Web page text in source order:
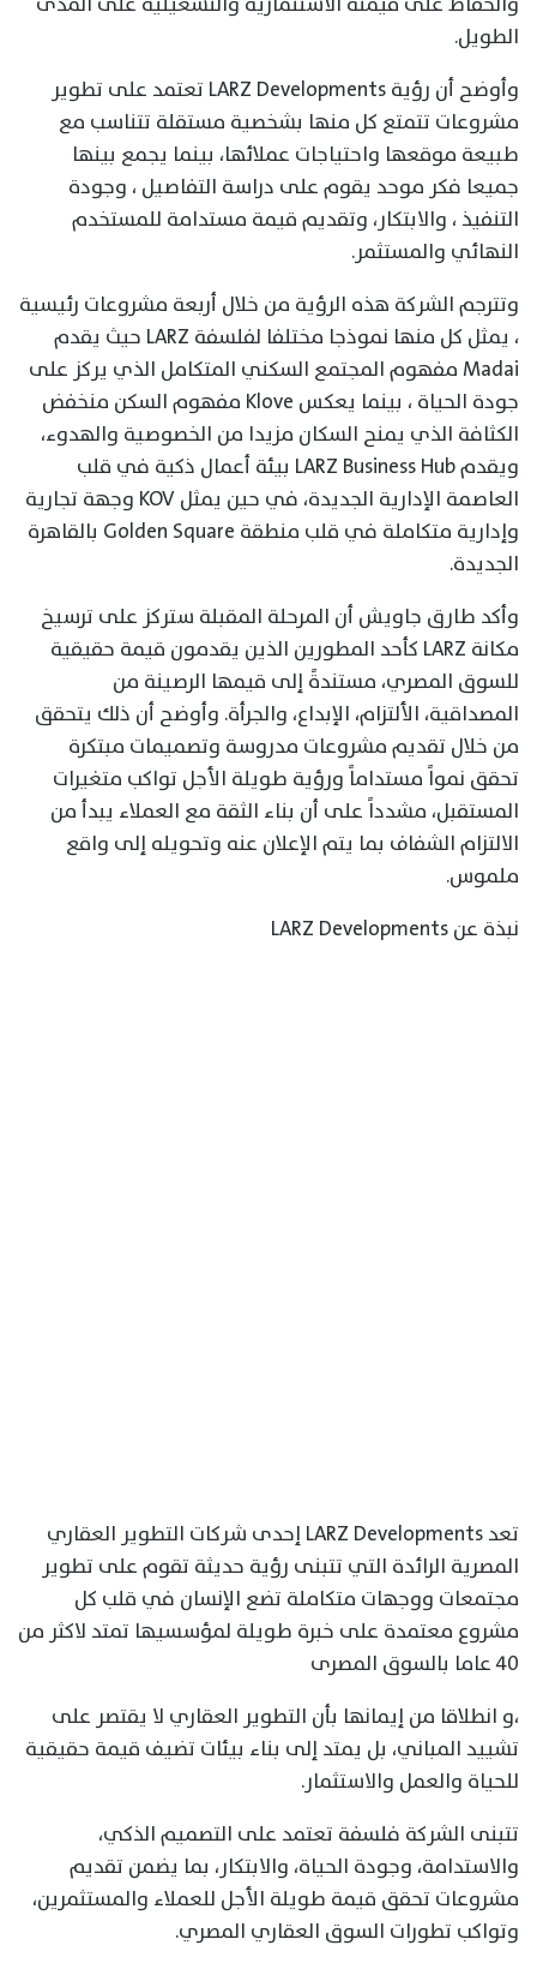
الطويل.
وأوضح أن رؤية LARZ Developments تعتمد على تطوير
مشروعات تتمتع كل منها بشخصية مستقلة تتناسب مع
طبيعة موقعها واحتياجات عملائها، بينما يجمع بينها
جميعا فكر موحد يقوم على دراسة التفاصيل ، وجودة
التنفيذ ، والابتكار، وتقديم قيمة مستدامة للمستخدم
النهائي والمستثمر.
وتترجم الشركة هذه الرؤية من خلال أربعة مشروعات رئيسية
، يمثل كل منها نموذجا مختلفا لفلسفة LARZ حيث يقدم
Madai مفهوم المجتمع السكني المتكامل الذي يركز على
جودة الحياة ، بينما يعكس Klove مفهوم السكن منخفض
الكثافة الذي يمنح السكان مزيدا من الخصوصية والهدوء،
ويقدم LARZ Business Hub بيئة أعمال ذكية في قلب
العاصمة الإدارية الجديدة، في حين يمثل KOV وجهة تجارية
وإدارية متكاملة في قلب منطقة Golden Square بالقاهرة
الجديدة.
وأكد طارق جاويش أن المرحلة المقبلة ستركز على ترسيخ
مكانة LARZ كأحد المطورين الذين يقدمون قيمة حقيقية
للسوق المصري، مستندةً إلى قيمها الرصينة من
المصداقية، الألتزام، الإبداع، والجرأة. وأوضح أن ذلك يتحقق
من خلال تقديم مشروعات مدروسة وتصميمات مبتكرة
تحقق نمواً مستداماً ورؤية طويلة الأجل تواكب متغيرات
المستقبل، مشدداً على أن بناء الثقة مع العملاء يبدأ من
الالتزام الشفاف بما يتم الإعلان عنه وتحويله إلى واقع
ملموس.
نبذة عن LARZ Developments
تعد LARZ Developments إحدى شركات التطوير العقاري
المصرية الرائدة التي تتبنى رؤية حديثة تقوم على تطوير
مجتمعات ووجهات متكاملة تضع الإنسان في قلب كل
مشروع معتمدة على خبرة طويلة لمؤسسيها تمتد لاكثر من
٤٠ عاما بالسوق المصرى
،و انطلاقا من إيمانها بأن التطوير العقاري لا يقتصر على
تشييد المباني، بل يمتد إلى بناء بيئات تضيف قيمة حقيقية
للحياة والعمل والاستثمار.
تتبنى الشركة فلسفة تعتمد على التصميم الذكي،
والاستدامة، وجودة الحياة، والابتكار، بما يضمن تقديم
مشروعات تحقق قيمة طويلة الأجل للعملاء والمستثمرين،
وتواكب تطورات السوق العقاري المصري.